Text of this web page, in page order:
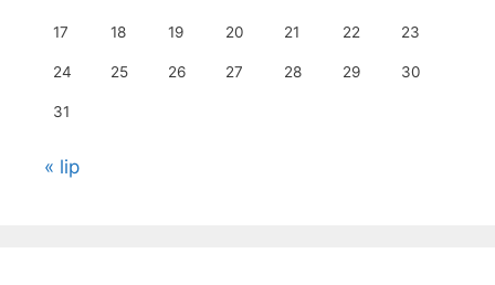
17 18 19 20 21 22 23
24 25 26 27 28 29 30
31
« lip